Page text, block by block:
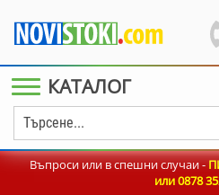
КАТАЛОГ
Въпроси или в спешни случаи -
или0878